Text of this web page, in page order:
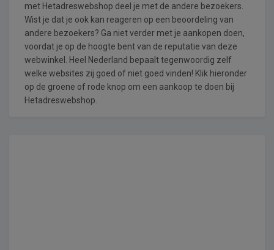
met Hetadreswebshop deel je met de andere bezoekers.
Wist je dat je ook kan reageren op een beoordeling van
andere bezoekers? Ga niet verder met je aankopen doen,
voordat je op de hoogte bent van de reputatie van deze
webwinkel. Heel Nederland bepaalt tegenwoordig zelf
welke websites zij goed of niet goed vinden! Klik hieronder
op de groene of rode knop om een aankoop te doen bij
Hetadreswebshop.